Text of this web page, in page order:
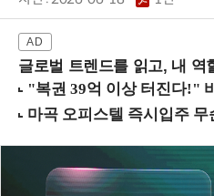
글로벌 트렌드를 읽고, 내 역할을 가늠하는 소